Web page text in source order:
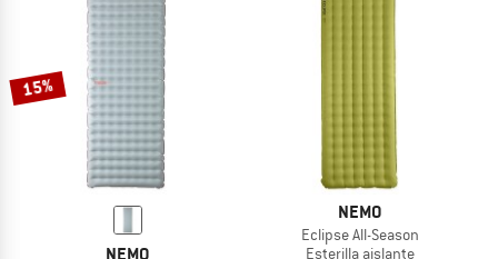
15%
NEMO
NEMO
Eclipse All-Season
Esterilla aislante